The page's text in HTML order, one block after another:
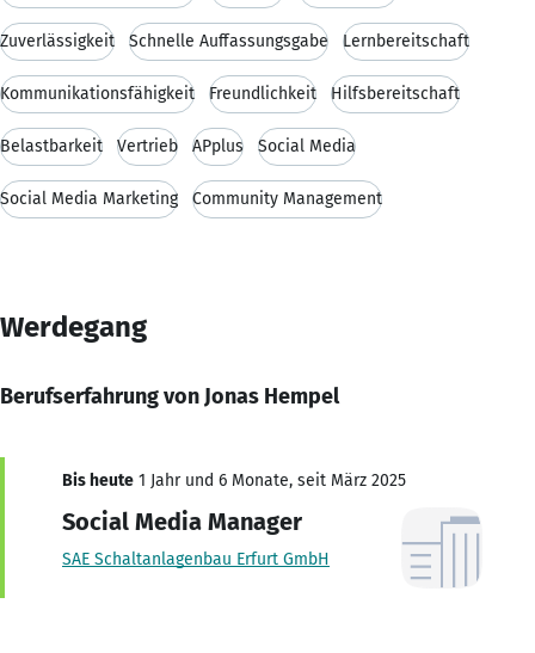
Zuverlässigkeit Schnelle Auffassungsgabe Lernbereitschaft
Kommunikationsfähigkeit Freundlichkeit Hilfsbereitschaft
Belastbarkeit Vertrieb APplus Social Media
Social Media Marketing Community Management
Werdegang
Berufserfahrung von Jonas Hempel
Bis heute 1 Jahr und 6 Monate, seit März 2025
Social Media Manager
SAE Schaltanlagenbau Erfurt GmbH